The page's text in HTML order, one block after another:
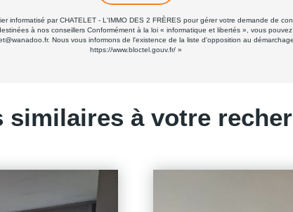
informatisé par CHATELET - L'IMMO DES 2 FRÈRES pour gérer votre demande de
à nos conseillers Conformément à la loi « informatique et libertés », vous
Nous vous informons de l'existence de la liste d'opposition au
https://www.bloctel.gouv.fr/»
similaires à votre